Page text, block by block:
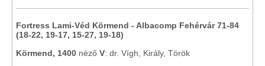
Fortress Lami-Véd Körmend - Albacomp Fehérvár 71-84
(18-22, 19-17, 15-27, 19-18)
Körmend, 1400 néző V: dr. Vígh, Király, Török